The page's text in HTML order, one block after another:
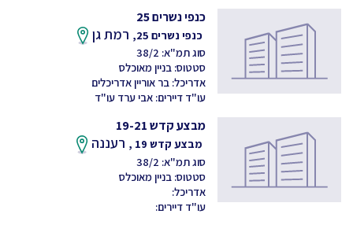
כנפי נשרים 25
כנפי נשרים 25, רמת גן
סוג תמ"א: 38/2
סטטוס: בניין מאוכלס
אדריכל: בר אוריין אדריכלים
עו"ד דיירים: אבי ערד עו"ד
מבצע קדש 19-21
מבצע קדש 19 , רעננה
סוג תמ"א: 38/2
סטטוס: בניין מאוכלס
אדריכל:
עו"ד דיירים: